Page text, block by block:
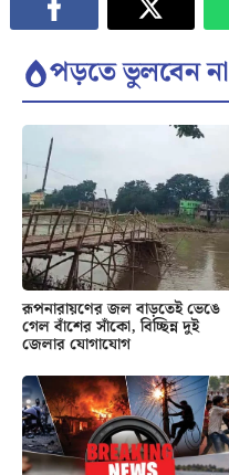
পড়তে ভুলবেন না
রূপনারায়ণের জল বাড়তেই ভেঙে
গেল বাঁশের সাঁকো, বিচ্ছিন্ন দুই
জেলার যোগাযোগ